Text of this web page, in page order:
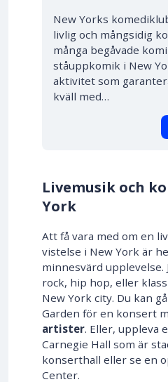
New Yorks
livlig och mångsidig
många begåvade
ståuppkomik i New
aktivitet som
kväll med…
Livemusik och
York
Att få vara med om en
vistelse i New York är
minnesvärd upplevelse.
rock, hip hop, eller
New York city. Du kan
Garden för en konsert
artister. Eller, uppleva
Carnegie Hall som är
konserthall eller se en
Center.